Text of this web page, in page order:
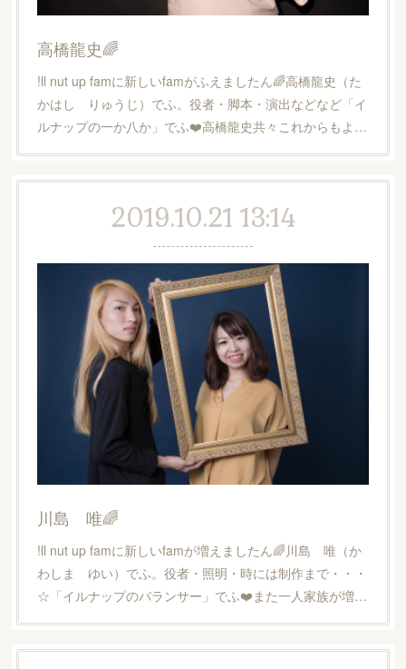
高橋龍史🌈
!ll nut up famに新しいfamがふえましたん🌈高橋龍史（た
かはし りゅうじ）でふ。役者・脚本・演出などなど「イ
ルナップの一か八か」でふ❤️高橋龍史共々これからもよ…
2019.10.21 13:14
川島 唯🌈
!ll nut up famに新しいfamが増えましたん🌈川島 唯（か
わしま ゆい）でふ。役者・照明・時には制作まで・・・
☆「イルナップのバランサー」でふ❤️また一人家族が増…